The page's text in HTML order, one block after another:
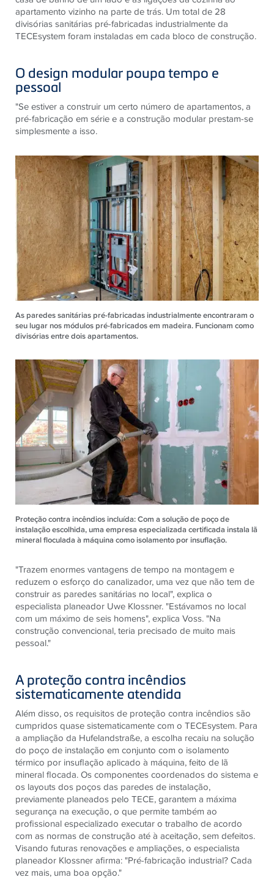
apartamento vizinho na parte de trás. Um total de 28
divisórias sanitárias pré-fabricadas industrialmente da
TECEsystem foram instaladas em cada bloco de construção.
O design modular poupa tempo e
pessoal
"Se estiver a construir um certo número de apartamentos, a
pré-fabricação em série e a construção modular prestam-se
simplesmente a isso.
As paredes sanitárias pré-fabricadas industrialmente encontraram o
seu lugar nos módulos pré-fabricados em madeira. Funcionam como
divisórias entre dois apartamentos.
Proteção contra incêndios incluída: Com a solução de poço de
instalação escolhida, uma empresa especializada certificada instala lã
mineral floculada à máquina como isolamento por insuflação.
"Trazem enormes vantagens de tempo na montagem e
reduzem o esforço do canalizador, uma vez que não tem de
construir as paredes sanitárias no local", explica o
especialista planeador Uwe Klossner. "Estávamos no local
com um máximo de seis homens", explica Voss. "Na
construção convencional, teria precisado de muito mais
pessoal."
A proteção contra incêndios
sistematicamente atendida
Além disso, os requisitos de proteção contra incêndios são
cumpridos quase sistematicamente com o TECEsystem. Para
a ampliação da Hufelandstraße, a escolha recaiu na solução
do poço de instalação em conjunto com o isolamento
térmico por insuflação aplicado à máquina, feito de lã
mineral flocada. Os componentes coordenados do sistema e
os layouts dos poços das paredes de instalação,
previamente planeados pelo TECE, garantem a máxima
segurança na execução, o que permite também ao
profissional especializado executar o trabalho de acordo
com as normas de construção até à aceitação, sem defeitos.
Visando futuras renovações e ampliações, o especialista
planeador Klossner afirma: "Pré-fabricação industrial? Cada
vez mais, uma boa opção."